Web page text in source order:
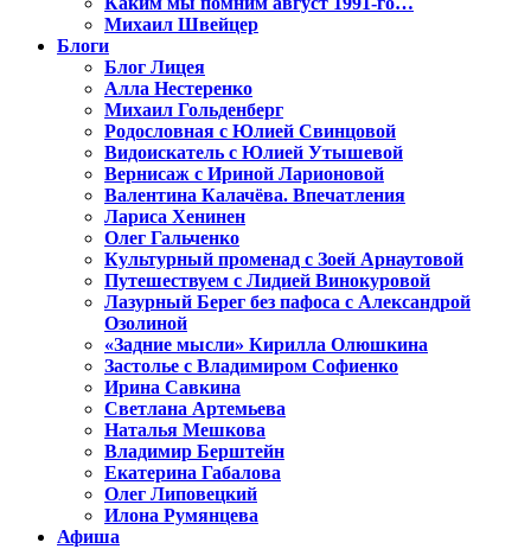
Михаил Швейцер
Блоги
Блог Лицея
Алла Нестеренко
Михаил Гольденберг
Родословная с Юлией Свинцовой
Видоискатель с Юлией Утышевой
Вернисаж с Ириной Ларионовой
Валентина Калачёва. Впечатления
Лариса Хенинен
Олег Гальченко
Культурный променад с Зоей Арнаутовой
Путешествуем с Лидией Винокуровой
Лазурный Берег без пафоса с Александрой
Озолиной
«Задние мысли» Кирилла Олюшкина
Застолье с Владимиром Софиенко
Ирина Савкина
Светлана Артемьева
Наталья Мешкова
Владимир Берштейн
Екатерина Габалова
Олег Липовецкий
Илона Румянцева
Афиша